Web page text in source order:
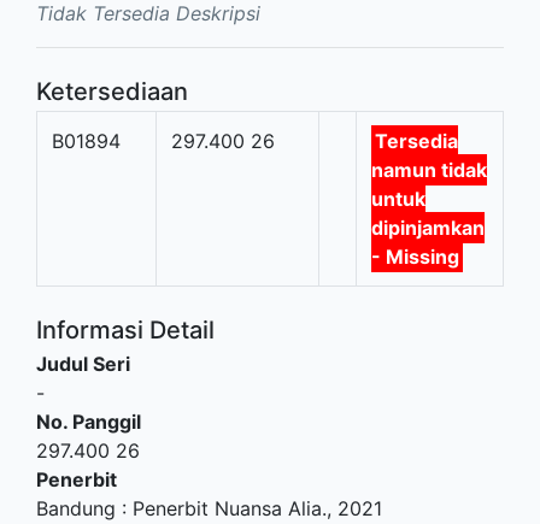
Tidak Tersedia Deskripsi
Ketersediaan
B01894 297.400 26
Tersedia
namun tidak
untuk
dipinjamkan
- Missing
Informasi Detail
Judul Seri
-
No. Panggil
297.400 26
Penerbit
Bandung : Penerbit Nuansa Alia., 2021